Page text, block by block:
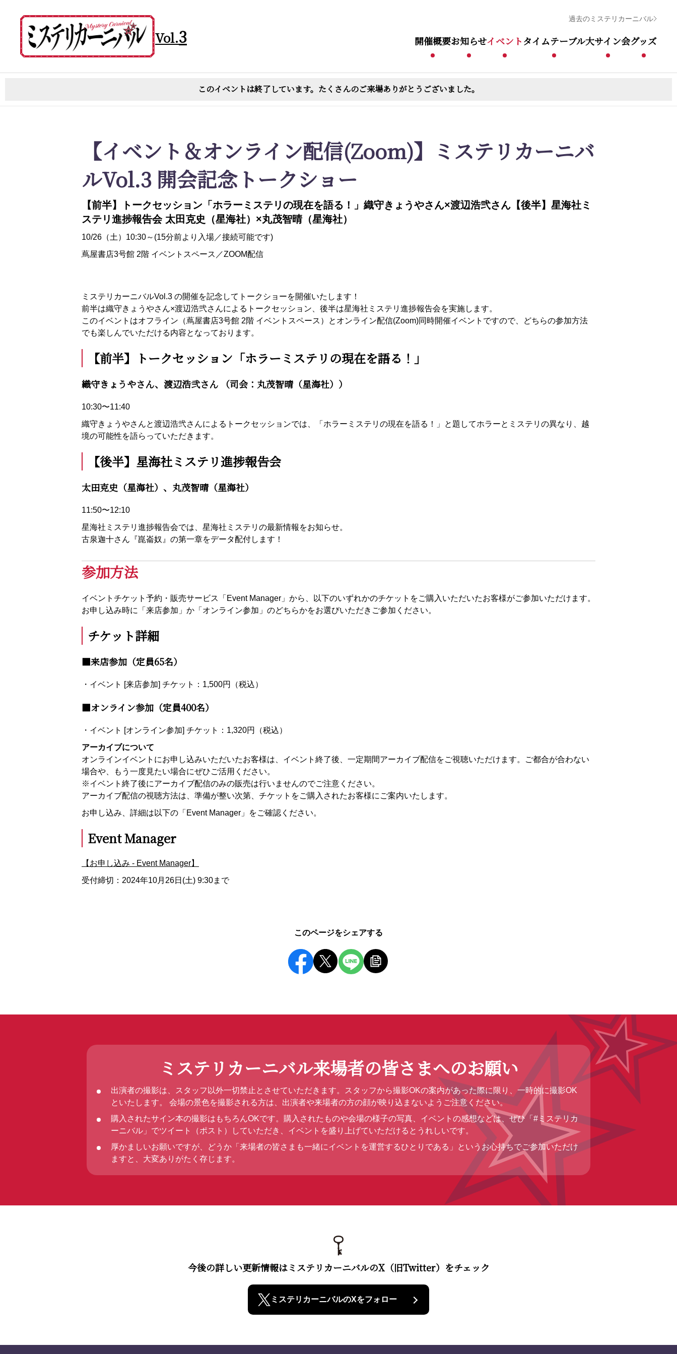
Vol.3 開催概要お知らせイベントタイムテーブル大サイン会グッズ
過去のミステリカーニバル
このイベントは終了しています。たくさんのご来場ありがとうございました。
【イベント＆オンライン配信(Zoom)】ミステリカーニバ
ルVol.3 開会記念トークショー
【前半】トークセッション「ホラーミステリの現在を語る！」織守きょうやさん×渡辺浩弐さん【後半】星海社ミ
ステリ進捗報告会 太田克史（星海社）×丸茂智晴（星海社）
10/26（土）10:30～(15分前より入場／接続可能です)
蔦屋書店3号館 2階 イベントスペース／ZOOM配信
ミステリカーニバルVol.3 の開催を記念してトークショーを開催いたします！
前半は織守きょうやさん×渡辺浩弐さんによるトークセッション、後半は星海社ミステリ進捗報告会を実施します。
このイベントはオフライン（蔦屋書店3号館 2階 イベントスペース）とオンライン配信(Zoom)同時開催イベントですので、どちらの参加方法
でも楽しんでいただける内容となっております。
【前半】トークセッション「ホラーミステリの現在を語る！」
織守きょうやさん、渡辺浩弐さん （司会：丸茂智晴（星海社））
10:30〜11:40
織守きょうやさんと渡辺浩弐さんによるトークセッションでは、「ホラーミステリの現在を語る！」と題してホラーとミステリの異なり、越
境の可能性を語らっていただきます。
【後半】星海社ミステリ進捗報告会
太田克史（星海社）、丸茂智晴（星海社）
11:50〜12:10
星海社ミステリ進捗報告会では、星海社ミステリの最新情報をお知らせ。
古泉迦十さん『崑崙奴』の第一章をデータ配付します！
参加方法
イベントチケット予約・販売サービス「Event Manager」から、以下のいずれかのチケットをご購入いただいたお客様がご参加いただけます。
お申し込み時に「来店参加」か「オンライン参加」のどちらかをお選びいただきご参加ください。
チケット詳細
■来店参加（定員65名）
・イベント [来店参加] チケット：1,500円（税込）
■オンライン参加（定員400名）
・イベント [オンライン参加] チケット：1,320円（税込）
アーカイブについて
オンラインイベントにお申し込みいただいたお客様は、イベント終了後、一定期間アーカイブ配信をご視聴いただけます。ご都合が合わない
場合や、もう一度見たい場合にぜひご活用ください。
※イベント終了後にアーカイブ配信のみの販売は行いませんのでご注意ください。
アーカイブ配信の視聴方法は、準備が整い次第、チケットをご購入されたお客様にご案内いたします。
お申し込み、詳細は以下の「Event Manager」をご確認ください。
Event Manager
【お申し込み - Event Manager】
受付締切：2024年10月26日(土) 9:30まで
このページをシェアする
ミステリカーニバル来場者の皆さまへのお願い
出演者の撮影は、スタッフ以外一切禁止とさせていただきます。スタッフから撮影OKの案内があった際に限り、一時的に撮影OK
といたします。 会場の景色を撮影される方は、出演者や来場者の方の顔が映り込まないようご注意ください。
購入されたサイン本の撮影はもちろんOKです。購入されたものや会場の様子の写真、イベントの感想などは、ぜひ「#ミステリカ
ーニバル」でツイート（ポスト）していただき、イベントを盛り上げていただけるとうれしいです。
厚かましいお願いですが、どうか「来場者の皆さまも一緒にイベントを運営するひとりである」というお心持ちでご参加いただけ
ますと、大変ありがたく存じます。
今後の詳しい更新情報はミステリカーニバルのX（旧Twitter）をチェック
ミステリカーニバルのXをフォロー